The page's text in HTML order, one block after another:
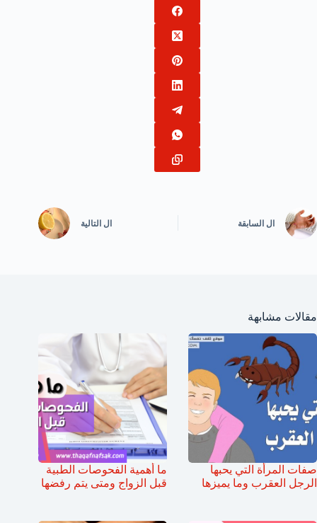
ال السابقة ال التالية
مقالات مشابهة
صفات المرأة التي يحبها
الرجل العقرب وما يميزها
ما أهمية الفحوصات الطبية
قبل الزواج ومتى يتم رفضها